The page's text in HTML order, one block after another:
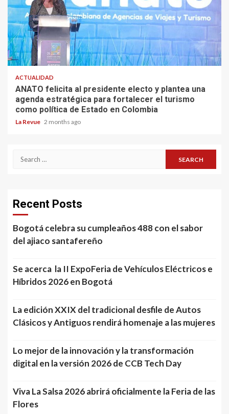
ACTUALIDAD
ANATO felicita al presidente electo y plantea una
agenda estratégica para fortalecer el turismo
como política de Estado en Colombia
La Revue 2 months ago
Search
Recent Posts
Bogotá celebra su cumpleaños 488 con el sabor
del ajiaco santafereño
Se acerca la II ExpoFeria de Vehículos Eléctricos e
Híbridos 2026 en Bogotá
La edición XXIX del tradicional desfile de Autos
Clásicos y Antiguos rendirá homenaje a las mujeres
Lo mejor de la innovación y la transformación
digital en la versión 2026 de CCB Tech Day
Viva La Salsa 2026 abrirá oficialmente la Feria de las
Flores